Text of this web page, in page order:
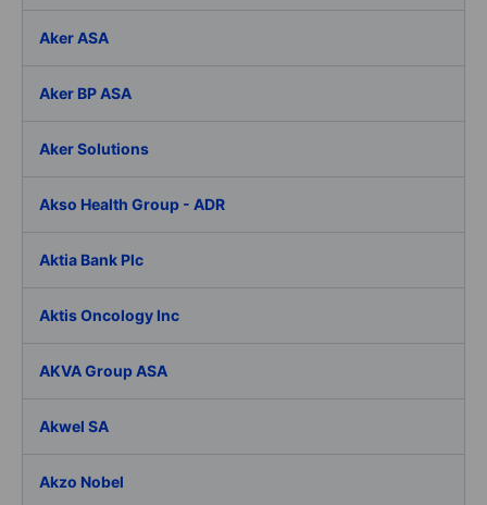
Aker ASA
Aker BP ASA
Aker Solutions
Akso Health Group - ADR
Aktia Bank Plc
Aktis Oncology Inc
AKVA Group ASA
Akwel SA
Akzo Nobel